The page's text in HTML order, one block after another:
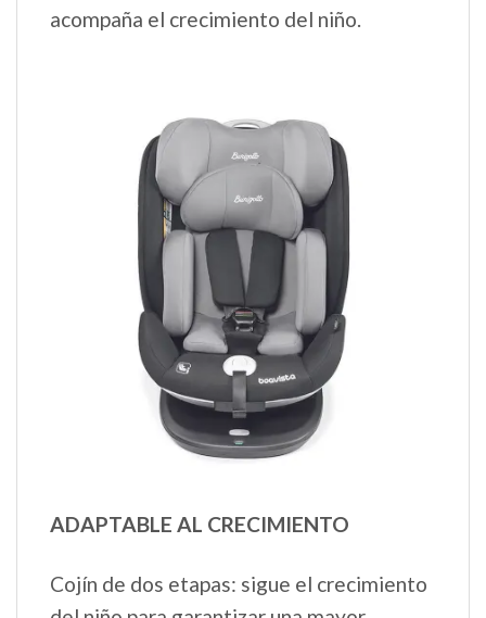
acompaña el crecimiento del niño.
ADAPTABLE AL CRECIMIENTO
Cojín de dos etapas: sigue el crecimiento